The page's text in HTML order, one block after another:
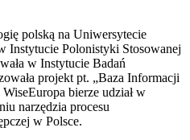
polską na Uniwersytecie
Instytucie Polonistyki Stosowanej
w Instytucie Badań
projekt pt. „Baza Informacji
bierze udział w
narzędzia procesu
w Polsce.